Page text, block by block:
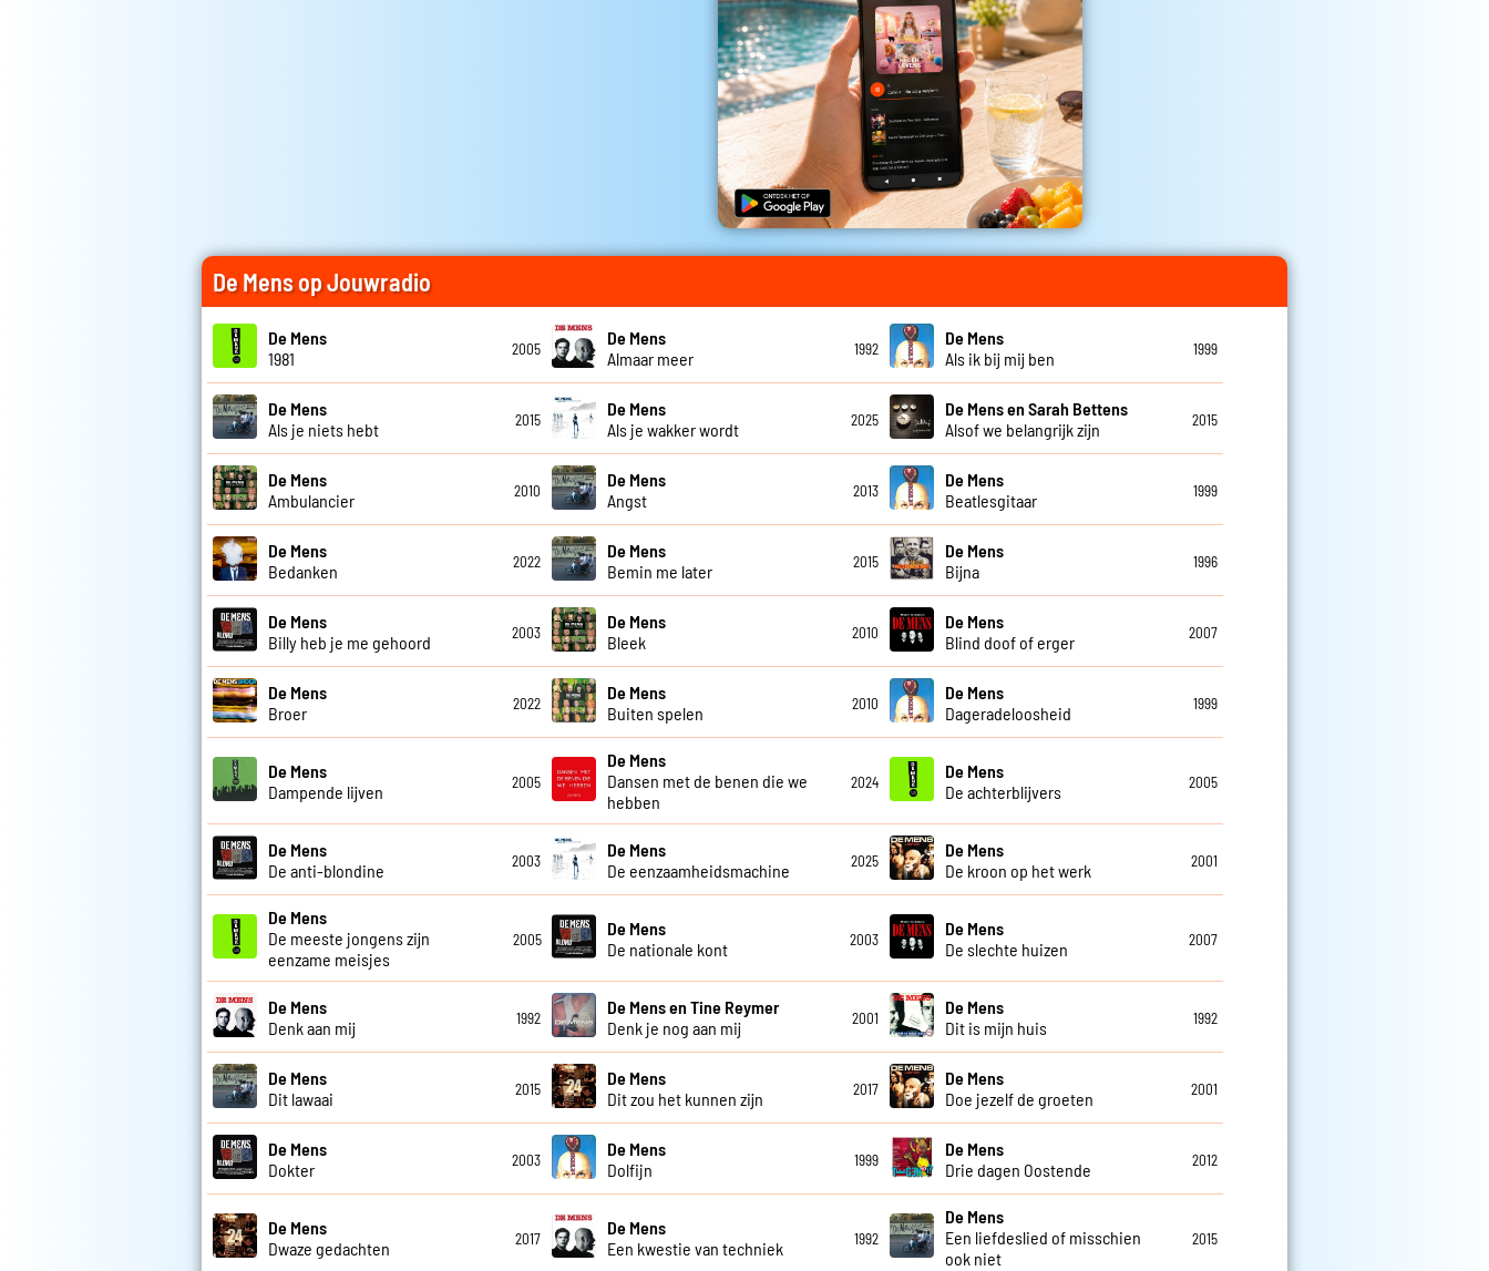
De Mens op Jouwradio
De Mens
1981
2005
De Mens
Almaar meer
1992
De Mens
Als ik bij mij ben
1999
De Mens
Als je niets hebt
2015
De Mens
Als je wakker wordt
2025
De Mens en Sarah Bettens
Alsof we belangrijk zijn
2015
De Mens
Ambulancier
2010
De Mens
Angst
2013
De Mens
Beatlesgitaar
1999
De Mens
Bedanken
2022
De Mens
Bemin me later
2015
De Mens
Bijna
1996
De Mens
Billy heb je me gehoord
2003
De Mens
Bleek
2010
De Mens
Blind doof of erger
2007
De Mens
Broer
2022
De Mens
Buiten spelen
2010
De Mens
Dageradeloosheid
1999
De Mens
Dampende lijven
2005
De Mens
Dansen met de benen die we
hebben
2024
De Mens
De achterblijvers
2005
De Mens
De anti-blondine
2003
De Mens
De eenzaamheidsmachine
2025
De Mens
De kroon op het werk
2001
De Mens
De meeste jongens zijn
eenzame meisjes
2005
De Mens
De nationale kont
2003
De Mens
De slechte huizen
2007
De Mens
Denk aan mij
1992
De Mens en Tine Reymer
Denk je nog aan mij
2001
De Mens
Dit is mijn huis
1992
De Mens
Dit lawaai
2015
De Mens
Dit zou het kunnen zijn
2017
De Mens
Doe jezelf de groeten
2001
De Mens
Dokter
2003
De Mens
Dolfijn
1999
De Mens
Drie dagen Oostende
2012
De Mens
Dwaze gedachten
2017
De Mens
Een kwestie van techniek
1992
De Mens
Een liefdeslied of misschien
ook niet
2015